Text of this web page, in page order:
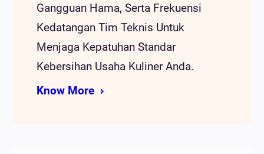
Gangguan Hama, Serta Frekuensi
Kedatangan Tim Teknis Untuk
Menjaga Kepatuhan Standar
Kebersihan Usaha Kuliner Anda.
Know More